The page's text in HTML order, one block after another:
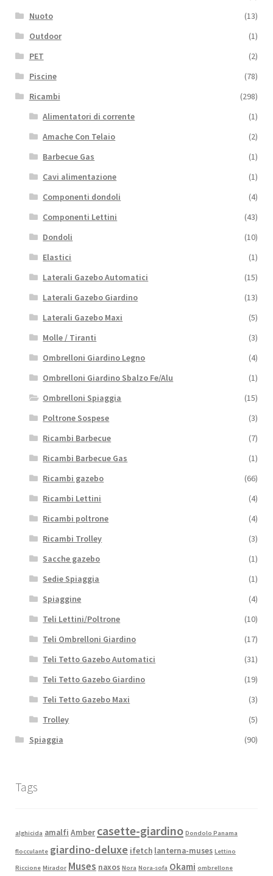
Nuoto
(13)
Outdoor
(1)
PET
(2)
Piscine
(78)
Ricambi
(298)
Alimentatori di corrente
(1)
Amache Con Telaio
(2)
Barbecue Gas
(1)
Cavi alimentazione
(1)
Componenti dondoli
(4)
Componenti Lettini
(43)
Dondoli
(10)
Elastici
(1)
Laterali Gazebo Automatici
(15)
Laterali Gazebo Giardino
(13)
Laterali Gazebo Maxi
(5)
Molle / Tiranti
(3)
Ombrelloni Giardino Legno
(4)
Ombrelloni Giardino Sbalzo Fe/Alu
(1)
Ombrelloni Spiaggia
(15)
Poltrone Sospese
(3)
Ricambi Barbecue
(7)
Ricambi Barbecue Gas
(1)
Ricambi gazebo
(66)
Ricambi Lettini
(4)
Ricambi poltrone
(4)
Ricambi Trolley
(3)
Sacche gazebo
(1)
Sedie Spiaggia
(1)
Spiaggine
(4)
Teli Lettini/Poltrone
(10)
Teli Ombrelloni Giardino
(17)
Teli Tetto Gazebo Automatici
(31)
Teli Tetto Gazebo Giardino
(19)
Teli Tetto Gazebo Maxi
(3)
Trolley
(5)
Spiaggia
(90)
Tags
alghicida amalfi Amber casette-giardino Dondolo Panama
flocculante giardino-deluxe ifetch lanterna-muses Lettino
Riccione Mirador Muses naxos Nora Nora-sofa Okami ombrellone